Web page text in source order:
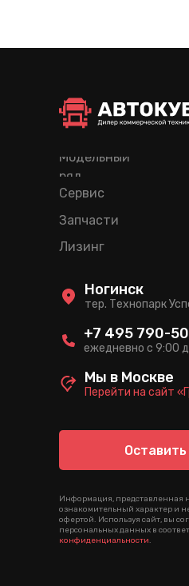
Лизинг
Модельный
ряд
Сервис
Запчасти
Оставить
Информация, представленная
ознакомительный характер и
офертой. Используя сайт, вы
персональных данных в
конфиденциальности.
тер. Технопарк
Ногинск
ежедневно с 9:00
+7 495 790-
Перейти на сайт
Мы в Москве